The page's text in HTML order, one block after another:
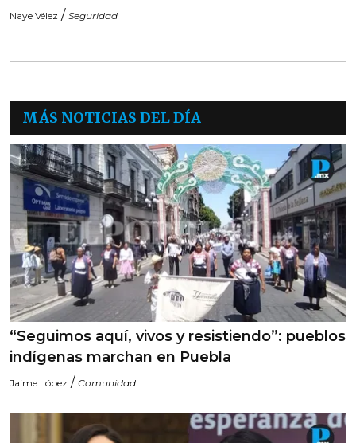
Naye Vélez / Seguridad
MÁS NOTICIAS DEL DÍA
“Seguimos aquí, vivos y resistiendo”: pueblos
indígenas marchan en Puebla
Jaime López / Comunidad